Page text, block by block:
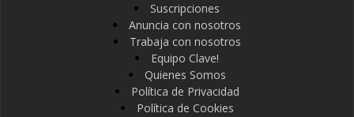
Suscripciones
Anuncia con nosotros
Trabaja con nosotros
Equipo Clave!
Quienes Somos
Política de Privacidad
Política de Cookies